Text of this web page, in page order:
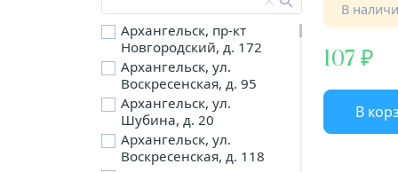
д. Бережная
д. Петариха
д. Согра
п. Березник
п. Боброво
п. Вычегодский
п. Двинской,
Архангельск, пр-кт
Новгородский, д. 172
Архангельск, ул.
Воскресенская, д. 95
Архангельск, ул.
Шубина, д. 20
Архангельск, ул.
Воскресенская, д. 118
В
107
В